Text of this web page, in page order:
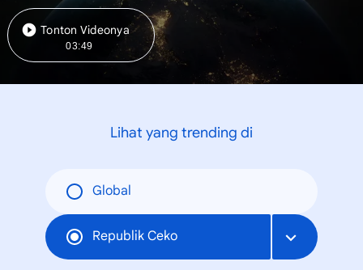
Tonton Videonya
03:49
Lihat yang trending di
Global
Republik Ceko